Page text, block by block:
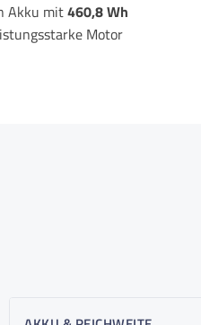
Akku mit460,8 Wh
Motor
ist. Mit seiner
Begleiter für